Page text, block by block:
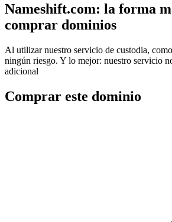
Nameshift.com: la forma
comprar dominios
Al utilizar nuestro servicio de custodia,
ningún riesgo. Y lo mejor: nuestro servicio
adicional
Comprar este dominio